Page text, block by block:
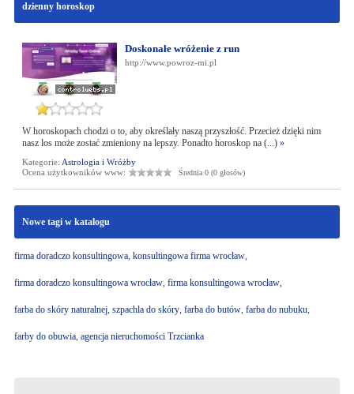
dzienny horoskop
Doskonałe wróżenie z run
http://www.powroz-mi.pl
W horoskopach chodzi o to, aby określały naszą przyszłość. Przecież dzięki nim
nasz los może zostać zmieniony na lepszy. Ponadto horoskop na (...) »
Kategorie: Astrologia i Wróżby
Ocena użytkowników www:
Średnia 0 (0 głosów)
Nowe tagi w katalogu
firma doradczo konsultingowa, konsultingowa firma wrocław,
firma doradczo konsultingowa wrocław, firma konsultingowa wrocław,
farba do skóry naturalnej, szpachla do skóry, farba do butów, farba do nubuku,
farby do obuwia, agencja nieruchomości Trzcianka